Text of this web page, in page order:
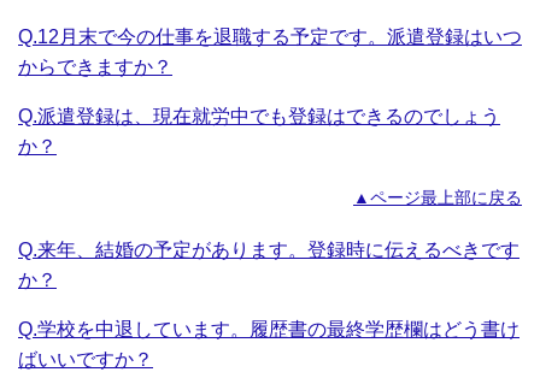
Q.12月末で今の仕事を退職する予定です。派遣登録はいつ
からできますか？
Q.派遣登録は、現在就労中でも登録はできるのでしょう
か？
▲ページ最上部に戻る
Q.来年、結婚の予定があります。登録時に伝えるべきです
か？
Q.学校を中退しています。履歴書の最終学歴欄はどう書け
ばいいですか？